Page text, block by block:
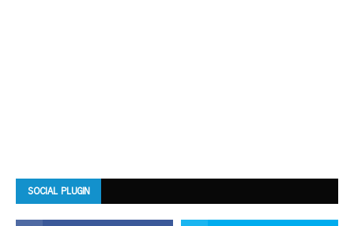
SOCIAL PLUGIN